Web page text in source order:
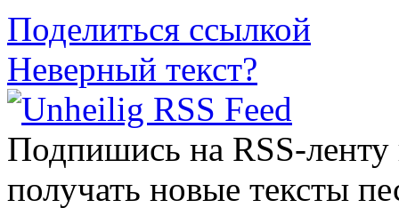
Поделиться ссылкой
Неверный текст?
Подпишись на RSS-
получать новые тексты